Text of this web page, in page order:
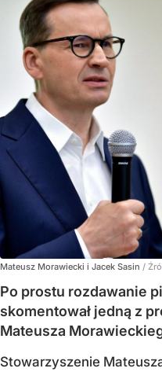
Mateusz Morawiecki i Jacek Sasin /
Po prostu rozdawanie
skomentował jedną z
Mateusza
Stowarzyszenie